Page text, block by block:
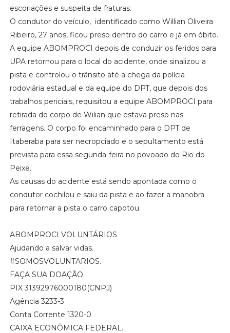
escoriações e suspeita de fraturas.
O condutor do veículo, identificado como Willian Oliveira
Ribeiro, 27 anos, ficou preso dentro do carro e já em óbito.
A equipe ABOMPROCI depois de conduzir os feridos para
UPA retornou para o local do acidente, onde sinalizou a
pista e controlou o trânsito até a chega da polícia
rodoviária estadual e da equipe do DPT, que depois dos
trabalhos periciais, requisitou a equipe ABOMPROCI para
retirada do corpo de Wilian que estava preso nas
ferragens. O corpo foi encaminhado para o DPT de
Itaberaba para ser necropciado e o sepultamento está
prevista para essa segunda-feira no povoado do Rio do
Peixe.
As causas do acidente está sendo apontada como o
condutor cochilou e saiu da pista e ao fazer a manobra
para retornar a pista o carro capotou.
ABOMPROCI VOLUNTÁRIOS
Ajudando a salvar vidas.
#SOMOSVOLUNTARIOS.
FAÇA SUA DOAÇÃO.
PIX 31392976000180(CNPJ)
Agência 3233-3
Conta Corrente 1320-0
CAIXA ECONÔMICA FEDERAL.